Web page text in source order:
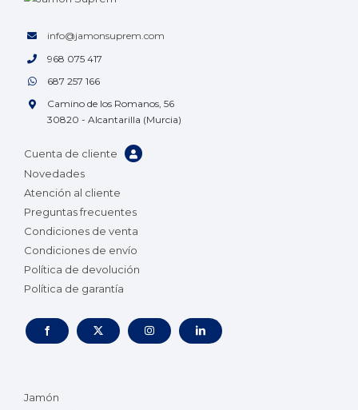
info@jamonsuprem.com
968 075 417
687 257 166
Camino de los Romanos, 56
30820 - Alcantarilla (Murcia)
Cuenta de cliente
Novedades
Atención al cliente
Preguntas frecuentes
Condiciones de venta
Condiciones de envío
Política de devolución
Política de garantía
Jamón